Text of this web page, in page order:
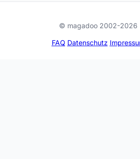
© magadoo 2002-2026
FAQ Datenschutz